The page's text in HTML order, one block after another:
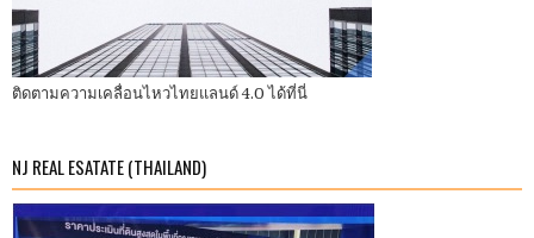
ติดตามความเคลื่อนไหวไทยแลนด์ 4.0 ได้ที่นี่
NJ REAL ESATATE (THAILAND)